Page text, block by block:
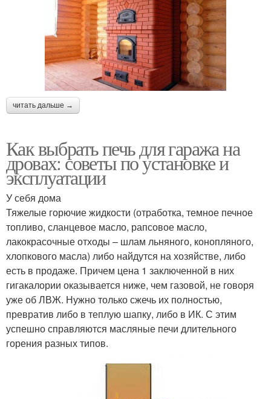
читать дальше →
Как выбрать печь для гаража на
дровах: советы по установке и
эксплуатации
У себя дома
Тяжелые горючие жидкости (отработка, темное печное
топливо, сланцевое масло, рапсовое масло,
лакокрасочные отходы – шлам льняного, конопляного,
хлопкового масла) либо найдутся на хозяйстве, либо
есть в продаже. Причем цена 1 заключенной в них
гигакалории оказывается ниже, чем газовой, не говоря
уже об ЛВЖ. Нужно только сжечь их полностью,
превратив либо в теплую шапку, либо в ИК. С этим
успешно справляются масляные печи длительного
горения разных типов.